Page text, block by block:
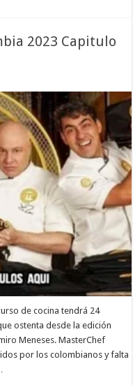
2023 Capitulo
de cocina tendrá 24
ostenta desde la edición
Meneses. MasterChef
por los colombianos y falta